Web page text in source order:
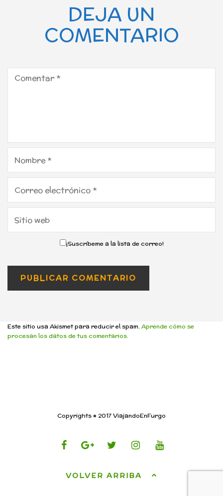
DEJA UN
COMENTARIO
¡Suscríbeme a la lista de correo!
Este sitio usa Akismet para reducir el spam.Aprende cómo se
procesan los datos de tus comentarios.
Copyrights © 2017 ViajandoEnFurgo
VOLVER ARRIBA